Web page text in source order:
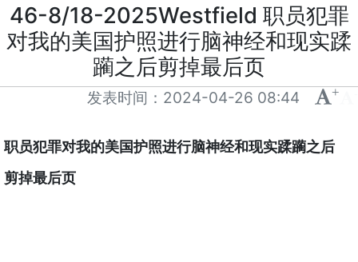
46-8/18-2025Westfield 职员犯罪
对我的美国护照进行脑神经和现实蹂
躏之后剪掉最后页
发表时间： 2024-04-26 08:44 +
职员犯罪对我的美国护照进行脑神经和现实蹂躏之后
剪掉最后页